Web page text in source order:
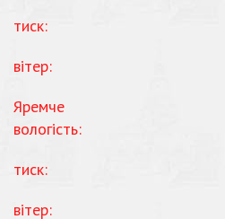
тиск:
вітер:
Яремче
вологість:
тиск:
вітер: